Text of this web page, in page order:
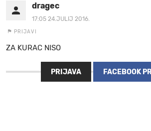
dragec
17:05 24.JULIJ 2016.
PRIJAVI
ZA KURAC NISO
PRIJAVA FACEBOOK